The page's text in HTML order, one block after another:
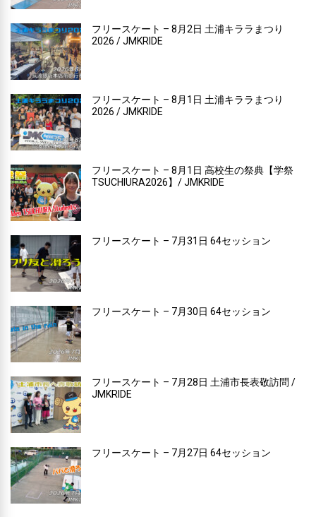
フリースケート – 8月2日 土浦キララまつり
2026 / JMKRIDE
フリースケート – 8月1日 土浦キララまつり
2026 / JMKRIDE
フリースケート – 8月1日 高校生の祭典【学祭
TSUCHIURA2026】/ JMKRIDE
フリースケート – 7月31日 64セッション
フリースケート – 7月30日 64セッション
フリースケート – 7月28日 土浦市長表敬訪問 /
JMKRIDE
フリースケート – 7月27日 64セッション